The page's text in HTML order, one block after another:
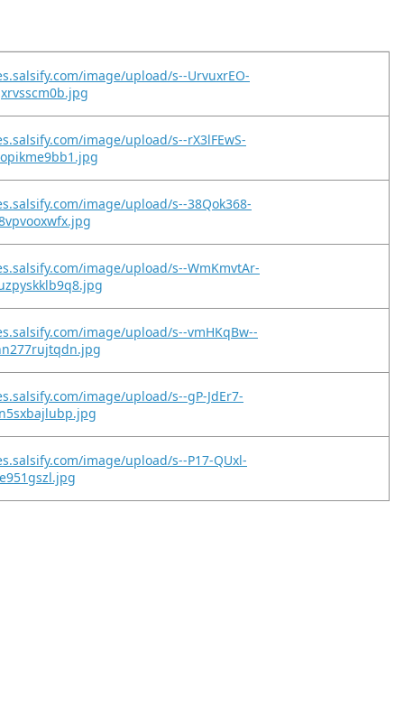
image/upload/s--UrvuxrEO-
image/upload/s--rX3lFEwS-
image/upload/s--38Qok368-
image/upload/s--WmKmvtAr-
image/upload/s--vmHKqBw--
image/upload/s--gP-JdEr7-
image/upload/s--P17-QUxl-